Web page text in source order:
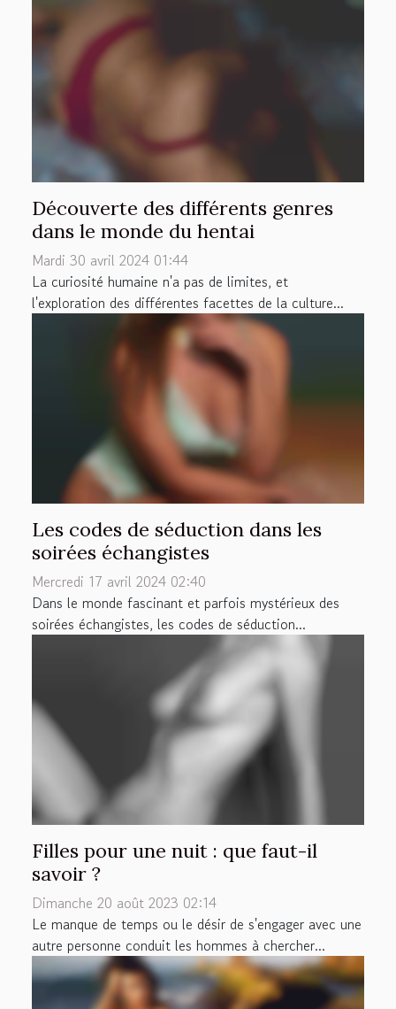
Découverte des différents genres
dans le monde du hentai
Mardi 30 avril 2024 01:44
La curiosité humaine n'a pas de limites, et
l'exploration des différentes facettes de la culture...
Les codes de séduction dans les
soirées échangistes
Mercredi 17 avril 2024 02:40
Dans le monde fascinant et parfois mystérieux des
soirées échangistes, les codes de séduction...
Filles pour une nuit : que faut-il
savoir ?
Dimanche 20 août 2023 02:14
Le manque de temps ou le désir de s'engager avec une
autre personne conduit les hommes à chercher...